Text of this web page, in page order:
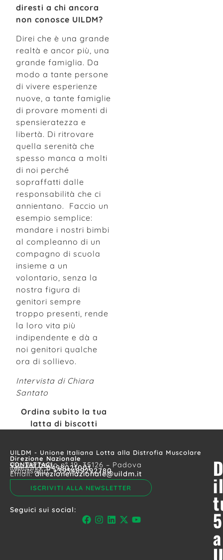
diresti a chi ancora
non conosce UILDM?
Direi che è una grande
realtà e ancor più, una
grande famiglia. Da
modo a tante persone
di vivere esperienze
nuove, a tante famiglie
di provare momenti di
spensieratezza e
libertà. Di ritrovare
quella serenità che
spesso manca a molti
di noi perché
sopraffatti dalle
responsabilità che ci
annientano. Faccio un
esempio semplice:
mandare i nostri bimbi
al compleanno di un
compagno di scuola
insieme a un
volontario, senza la
nostra figura di
genitori sempre
troppo presenti, rende
la loro vita più
indipendente e dà a
noi genitori qualche
ora di sollievo.
Intervista di Chiara
Santato
Ordina subito la tua
latta di biscotti
UILDM - Unione Italiana Lotta alla Distrofia Muscolare
Direzione Nazionale
CONTATTACI
Via Vergerio n° 19, 35126 – Padova
Telefono:0498021001
WhatsApp:+393489292780
Email:direzionenazionale@uildm.it
ISCRIVITI ALLA NEWSLETTER
Seguici sui social:
a